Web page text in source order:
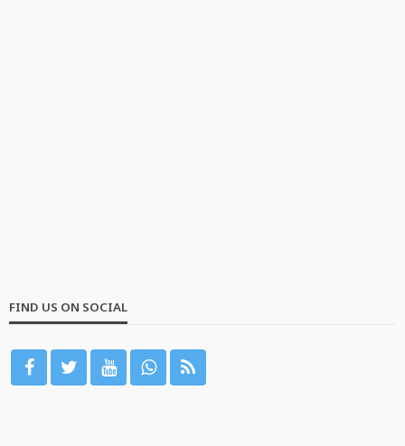
FIND US ON SOCIAL